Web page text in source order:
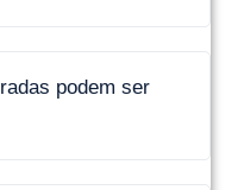
podem ser